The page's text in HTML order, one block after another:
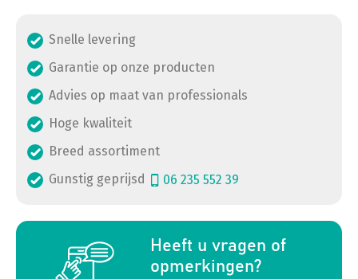
Snelle levering
Garantie op onze producten
Advies op maat van professionals
Hoge kwaliteit
Breed assortiment
Gunstig geprijsd
06 235 552 39
Heeft u vragen of
opmerkingen?
a